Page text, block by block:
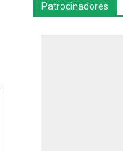
Patrocinadores